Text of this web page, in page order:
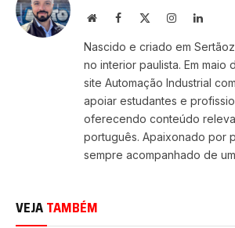
Site Facebook Instagram
Nascido e criado em
no interior paulista. Em maio
site Automação Industrial
apoiar estudantes e
oferecendo conteúdo
português. Apaixonado por
sempre acompanhado de
VEJATAMBÉM